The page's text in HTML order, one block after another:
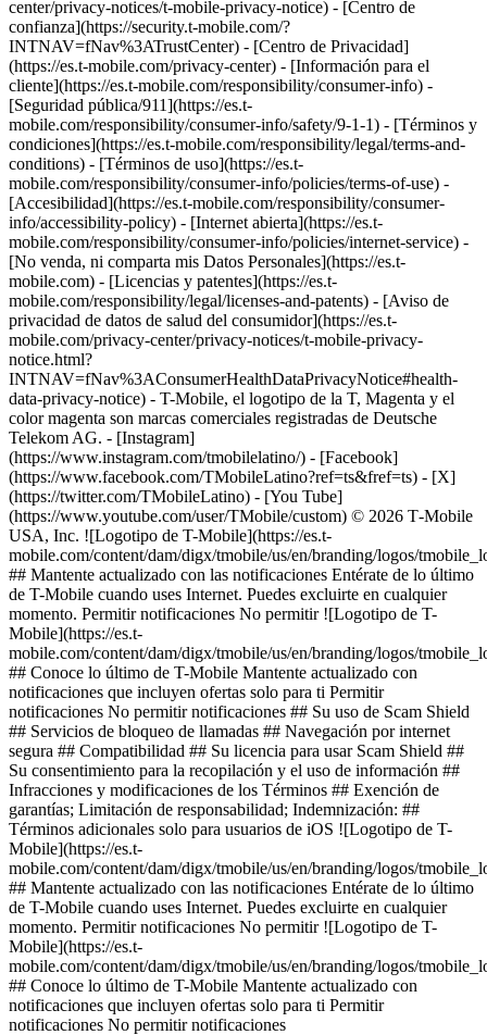
center/privacy-notices/t-mobile-privacy-notice) - [Centro de
confianza](https://security.t-mobile.com/?
INTNAV=fNav%3ATrustCenter) - [Centro de Privacidad]
(https://es.t-mobile.com/privacy-center) - [Información para el
cliente](https://es.t-mobile.com/responsibility/consumer-info) -
[Seguridad pública/911](https://es.t-
mobile.com/responsibility/consumer-info/safety/9-1-1) - [Términos y
condiciones](https://es.t-mobile.com/responsibility/legal/terms-and-
conditions) - [Términos de uso](https://es.t-
mobile.com/responsibility/consumer-info/policies/terms-of-use) -
[Accesibilidad](https://es.t-mobile.com/responsibility/consumer-
info/accessibility-policy) - [Internet abierta](https://es.t-
mobile.com/responsibility/consumer-info/policies/internet-service) -
[No venda, ni comparta mis Datos Personales](https://es.t-
mobile.com) - [Licencias y patentes](https://es.t-
mobile.com/responsibility/legal/licenses-and-patents) - [Aviso de
privacidad de datos de salud del consumidor](https://es.t-
mobile.com/privacy-center/privacy-notices/t-mobile-privacy-
notice.html?
INTNAV=fNav%3AConsumerHealthDataPrivacyNotice#health-
data-privacy-notice) - T-Mobile, el logotipo de la T, Magenta y el
color magenta son marcas comerciales registradas de Deutsche
Telekom AG. - [Instagram]
(https://www.instagram.com/tmobilelatino/) - [Facebook]
(https://www.facebook.com/TMobileLatino?ref=ts&fref=ts) - [X]
(https://twitter.com/TMobileLatino) - [You Tube]
(https://www.youtube.com/user/TMobile/custom) © 2026 T‑Mobile
USA, Inc. ![Logotipo de T-Mobile](https://es.t-
mobile.com/content/dam/digx/tmobile/us/en/branding/logos/
## Mantente actualizado con las notificaciones Entérate de lo último
de T-Mobile cuando uses Internet. Puedes excluirte en cualquier
momento. Permitir notificaciones No permitir ![Logotipo de T-
Mobile](https://es.t-
mobile.com/content/dam/digx/tmobile/us/en/branding/logos/
## Conoce lo último de T-Mobile Mantente actualizado con
notificaciones que incluyen ofertas solo para ti Permitir
notificaciones No permitir notificaciones ## Su uso de Scam Shield
## Servicios de bloqueo de llamadas ## Navegación por internet
segura ## Compatibilidad ## Su licencia para usar Scam Shield ##
Su consentimiento para la recopilación y el uso de información ##
Infracciones y modificaciones de los Términos ## Exención de
garantías; Limitación de responsabilidad; Indemnización: ##
Términos adicionales solo para usuarios de iOS ![Logotipo de T-
Mobile](https://es.t-
mobile.com/content/dam/digx/tmobile/us/en/branding/logos/
## Mantente actualizado con las notificaciones Entérate de lo último
de T-Mobile cuando uses Internet. Puedes excluirte en cualquier
momento. Permitir notificaciones No permitir ![Logotipo de T-
Mobile](https://es.t-
mobile.com/content/dam/digx/tmobile/us/en/branding/logos/
## Conoce lo último de T-Mobile Mantente actualizado con
notificaciones que incluyen ofertas solo para ti Permitir
notificaciones No permitir notificaciones